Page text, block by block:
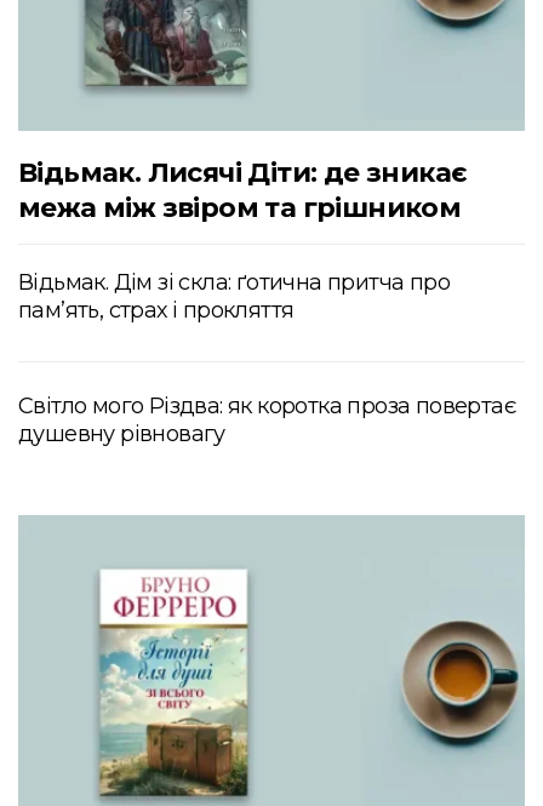
Відьмак. Лисячі Діти: де зникає
межа між звіром та грішником
Відьмак. Дім зі скла: ґотична притча про
пам’ять, страх і прокляття
Світло мого Різдва: як коротка проза повертає
душевну рівновагу